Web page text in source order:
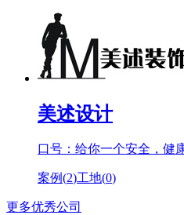
美述设计
口号：给你一个安全，健
案例(2)工地(0)
更多优秀公司